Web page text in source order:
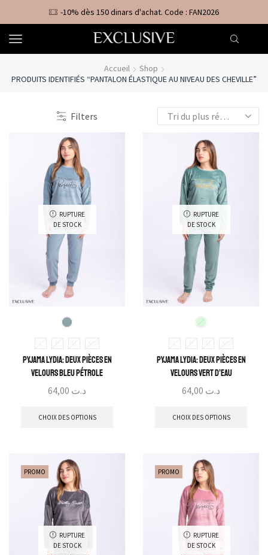
-10% dès 150 dinars d'achat. Code : FAN2026
Accueil
Shop
PRODUITS IDENTIFIÉS “PANTALON ÉLASTIQUE AU NIVEAU DES CHEVILLE”
Filters
RUPTURE
DE STOCK
L M XL XXL
Pyjama Lydia: Deux pièces en
velours bleu pétrole
د.ت
CHOIX DES OPTIONS
RUPTURE
DE STOCK
L M XL XXL
Pyjama Lydia: Deux pièces en
velours vert d’eau
د.ت
CHOIX DES OPTIONS
PROMO
RUPTURE
DE STOCK
PROMO
RUPTURE
DE STOCK